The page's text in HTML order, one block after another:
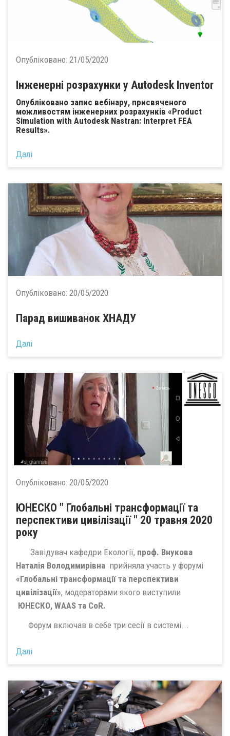
Опубліковано: 21/05/2020
Інженерні розрахунки у Autodesk Inventor
Опубліковано запис вебінару, присвяченого
можливостям інженерних розрахунків «Product
Simulation with Autodesk Nastran: Interpret FEA
Results».
Далі
Опубліковано: 20/05/2020
Парад вишиванок ХНАДУ
Далі
Опубліковано: 20/05/2020
ЮНЕСКО " Глобальні трансформації та
перспективи цивілізації " 20 травня 2020
року
Завідувач кафедри Екології, проф. Внукова
Наталія Володимирівна прийняла участь у форумі
«Глобальні трансформації та перспективи
цивілізації», модераторами якого виступили
ЮНЕСКО, WAAS та CoR.
Форум включав в себе три сесії в системі...
Далі